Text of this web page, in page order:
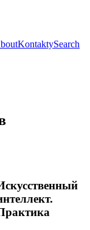
KontaktySearch